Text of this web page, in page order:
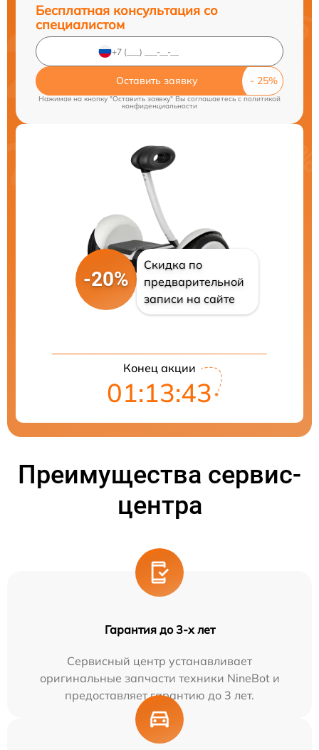
Бесплатная консультация со
специалистом
Оставить заявку
Нажимая на кнопку "Оставить заявку" Вы соглашаетесь c политикой
конфиденциальности
-20%
Скидка по
предварительной
записи на сайте
Конец акции
01:13:42
Преимущества сервис-
центра
Гарантия до 3-х лет
Сервисный центр устанавливает
оригинальные запчасти техники NineBot и
предоставляет гарантию до 3 лет.